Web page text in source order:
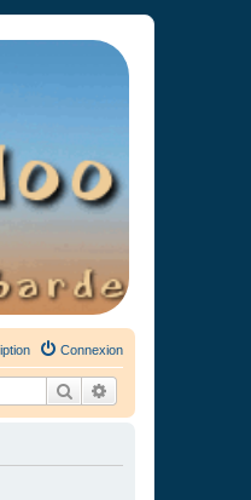
Connexion
Rechercher